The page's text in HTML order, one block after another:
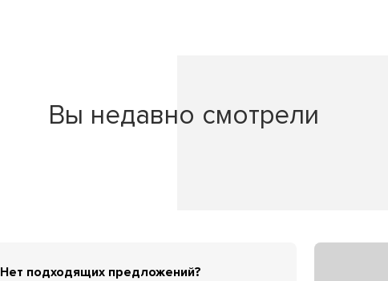
Вы недавно смотрели
Нет подходящих предложений?